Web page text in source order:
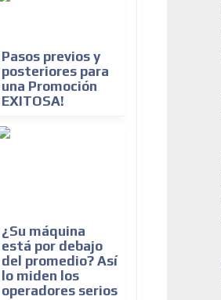
Pasos previos y
posteriores para
una Promoción
EXITOSA!
¿Su máquina
está por debajo
del promedio? Así
lo miden los
operadores serios